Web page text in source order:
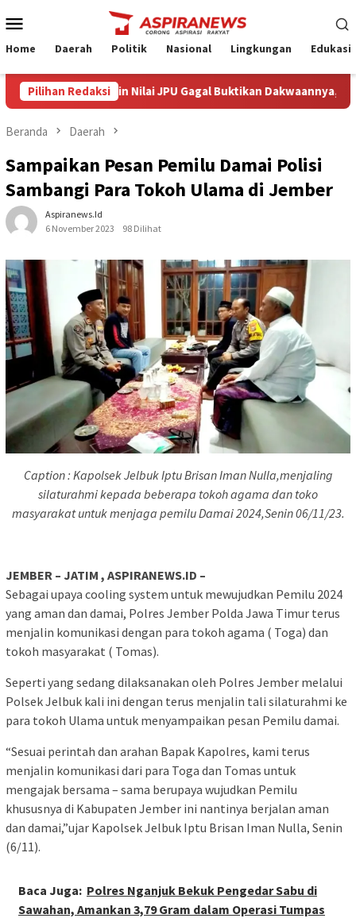
ke
Mobile
Home Daerah Politik Nasional Lingkungan Edukasi
Pilihan Redaksi
Armin Amin Nilai JPU Gagal Buktikan Dakwaannya,
Beranda Daerah
Sampaikan Pesan Pemilu Damai Polisi
Sambangi Para Tokoh Ulama di Jember
Aspiranews.id
6 November 2023
98 Dilihat
Caption : Kapolsek Jelbuk Iptu Brisan Iman Nulla,menjaling
silaturahmi kepada beberapa tokoh agama dan toko
masyarakat untuk menjaga pemilu Damai 2024,Senin 06/11/23.
JEMBER – JATIM , ASPIRANEWS.ID –
Sebagai upaya cooling system untuk mewujudkan Pemilu 2024
yang aman dan damai, Polres Jember Polda Jawa Timur terus
menjalin komunikasi dengan para tokoh agama ( Toga) dan
tokoh masyarakat ( Tomas).
Seperti yang sedang dilaksanakan oleh Polres Jember melalui
Polsek Jelbuk kali ini dengan terus menjalin tali silaturahmi ke
para tokoh Ulama untuk menyampaikan pesan Pemilu damai.
“Sesuai perintah dan arahan Bapak Kapolres, kami terus
menjalin komunikasi dari para Toga dan Tomas untuk
mengajak bersama – sama berupaya wujudkan Pemilu
khususnya di Kabupaten Jember ini nantinya berjalan aman
dan damai,”ujar Kapolsek Jelbuk Iptu Brisan Iman Nulla, Senin
(6/11).
Baca Juga: Polres Nganjuk Bekuk Pengedar Sabu di
Sawahan, Amankan 3,79 Gram dalam Operasi Tumpas